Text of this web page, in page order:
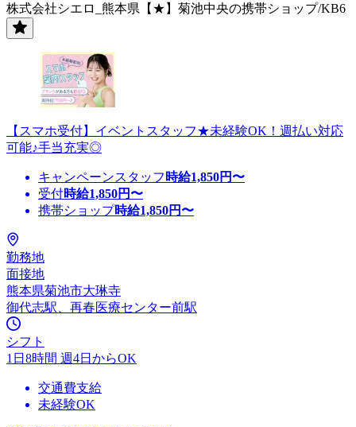
株式会社シエロ_熊本県【★】菊池中央の携帯ショップ/KB6
【スマホ受付】イベントスタッフ★未経験OK！週払い対応
可能♪手当充実◎
キャンペーンスタッフ 時給1,850円〜
受付時給1,850円〜
携帯ショップ時給1,850円〜
勤務地
面接地
熊本県菊池市大琳寺
御代志駅、再春医療センター前駅
シフト
1日8時間 週4日からOK
交通費支給
未経験OK